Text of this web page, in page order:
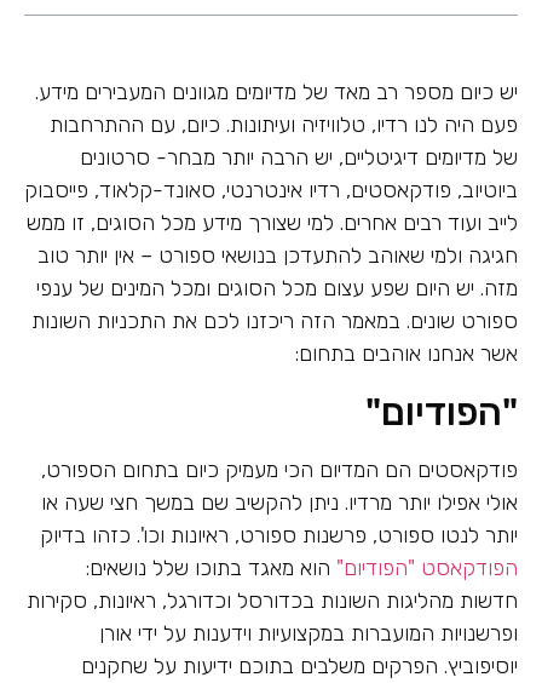
יש כיום מספר רב מאד של מדיומים מגוונים המעבירים מידע.
פעם היה לנו רדיו, טלוויזיה ועיתונות. כיום, עם ההתרחבות
של מדיומים דיגיטליים, יש הרבה יותר מבחר- סרטונים
ביוטיוב, פודקאסטים, רדיו אינטרנטי, סאונד-קלאוד, פייסבוק
לייב ועוד רבים אחרים. למי שצורך מידע מכל הסוגים, זו ממש
חגיגה ולמי שאוהב להתעדכן בנושאי ספורט – אין יותר טוב
מזה. יש היום שפע עצום מכל הסוגים ומכל המינים של ענפי
ספורט שונים. במאמר הזה ריכזנו לכם את התכניות השונות
אשר אנחנו אוהבים בתחום:
"הפודיום"
פודקאסטים הם המדיום הכי מעמיק כיום בתחום הספורט,
אולי אפילו יותר מרדיו. ניתן להקשיב שם במשך חצי שעה או
יותר לנטו ספורט, פרשנות ספורט, ראיונות וכו'. כזהו בדיוק
הפודקאסט "הפודיום" הוא מאגד בתוכו שלל נושאים:
חדשות מהליגות השונות בכדורסל וכדורגל, ראיונות, סקירות
ופרשנויות המועברות במקצועיות וידענות על ידי אורן
יוסיפוביץ. הפרקים משלבים בתוכם ידיעות על שחקנים